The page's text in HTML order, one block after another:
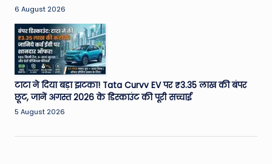
6 August 2026
टाटा ने दिया बड़ा झटका! Tata Curvv EV पर ₹3.35 लाख की बंपर
छूट, जानें अगस्त 2026 के डिस्काउंट की पूरी सच्चाई
5 August 2026